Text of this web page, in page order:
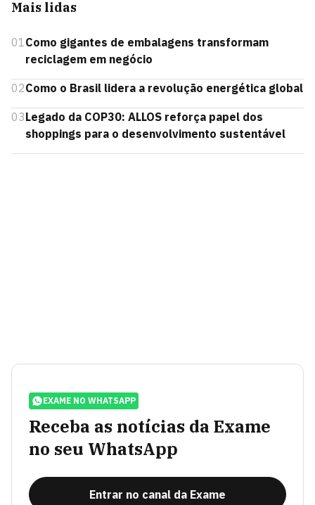
Mais lidas
01Como gigantes de embalagens transformam
reciclagem em negócio
02Como o Brasil lidera a revolução energética global
03Legado da COP30: ALLOS reforça papel dos
shoppings para o desenvolvimento sustentável
EXAME NO WHATSAPP
Receba as notícias da Exame
no seu WhatsApp
Entrar no canal da Exame